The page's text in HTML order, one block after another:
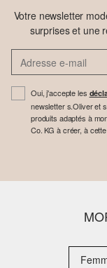
Votre newsletter
surprises et une
Oui, j'accepte les
newsletter s.Oliver et
produits adaptés à
Co. KG à créer, à